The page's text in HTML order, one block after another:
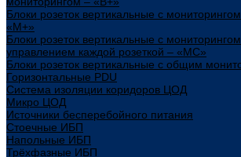
Блоки розеток вертикальные с
«М+»
Блоки розеток вертикальные с
управлением каждой розеткой – «МС»
Блоки розеток вертикальные с общим
Горизонтальные PDU
Система изоляции коридоров ЦОД
Микро ЦОД
Источники бесперебойного питания
Стоечные ИБП
Напольные ИБП
Трёхфазные ИБП